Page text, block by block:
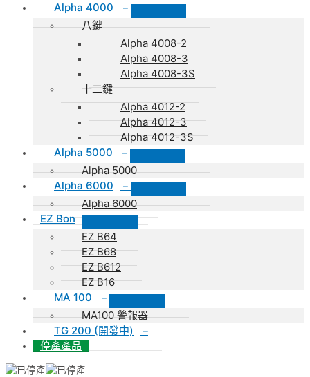
Alpha 4000
–
八鍵
Alpha 4008-2
Alpha 4008-3
Alpha 4008-3S
十二鍵
Alpha 4012-2
Alpha 4012-3
Alpha 4012-3S
Alpha 5000
–
Alpha 5000
Alpha 6000
–
Alpha 6000
EZ Bon
EZ B64
EZ B68
EZ B612
EZ B16
MA 100
–
MA100 警報器
TG 200 (開發中)
–
停產產品